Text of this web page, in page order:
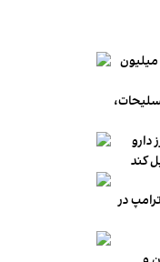
میانگین قیمت مسکن در تهران به متری ۲۴۰ میلیون
در